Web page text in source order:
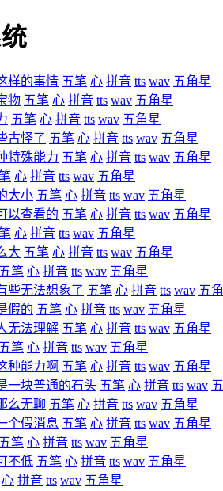
样的事情 五笔 心 拼音 tts wav 五角星
物 五笔 心 拼音 tts wav 五角星
五笔 心 拼音 tts wav 五角星
古怪了 五笔 心 拼音 tts wav 五角星
特殊能力 五笔 心 拼音 tts wav 五角星
心 拼音 tts wav 五角星
大小 五笔 心 拼音 tts wav 五角星
以查看的 五笔 心 拼音 tts wav 五角星
心 拼音 tts wav 五角星
大 五笔 心 拼音 tts wav 五角星
五笔 心 拼音 tts wav 五角星
些无法想象了 五笔 心 拼音 tts wav 五
假的 五笔 心 拼音 tts wav 五角星
无法理解 五笔 心 拼音 tts wav 五角星
五笔 心 拼音 tts wav 五角星
种能力啊 五笔 心 拼音 tts wav 五角星
一块普通的石头 五笔 心 拼音 tts wav
么无聊 五笔 心 拼音 tts wav 五角星
个假消息 五笔 心 拼音 tts wav 五角星
五笔 心 拼音 tts wav 五角星
不低 五笔 心 拼音 tts wav 五角星
心 拼音 tts wav 五角星